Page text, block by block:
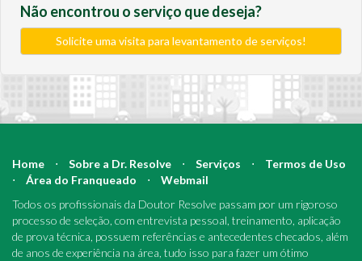
Não encontrou o serviço que deseja?
Solicite uma visita para levantamento de serviços!
Home ⋅ Sobre a Dr. Resolve ⋅ Serviços ⋅
Termos de Uso
⋅
Área do Franqueado ⋅
Webmail
Todos os profissionais da Doutor Resolve passam por um rigoroso
processo de seleção, com entrevista pessoal, treinamento, aplicação
de prova técnica, possuem referências e antecedentes checados, além
de anos de experiência na área, tudo isso para fazer um ótimo